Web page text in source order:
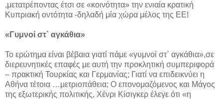
,μετατρέποντας έτσι σε «κοινότητα» την ενιαία κρατική
Κυπριακή οντότητα -δηλαδή μία χώρα μέλος της ΕΕ!
«Γυμνοί στ` αγκάθια»
Το ερώτημα είναι βέβαια γιατί πάμε «γυμνοί στ` αγκάθια»,σε
διερευνητικές επαφές με αυτή την προκλητική συμπεριφορά
– πρακτική Τουρκίας και Γερμανίας; Γιατί να επιδεικνύει η
Αθήνα τέτοια …μετριοπάθεια; Ο επονομαζόμενος και Μάγος
της εξωτερικής πολιτικής, Χένρι Κίσιγκερ έλεγε ότι «η